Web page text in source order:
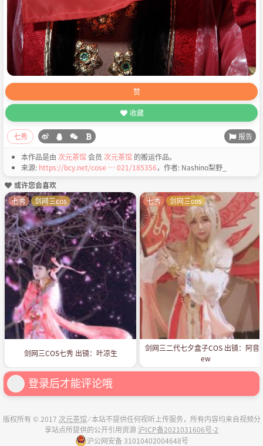
赞
收藏
七秀 报告
本作品是由 次元茶馆会员 次元茶馆 的搬运作品。
来源: https://bcy.net/cose … 021/185356，作者: Nashino梨野_
或许您会喜欢
剑网三COS七秀 出镜：叶凉生
七秀 剑网三cos
剑网三二代七夕盒子COS 出镜：阿音
ew
七秀 剑网三cos
登录后才能评论哦
版权所有 © 2017 次元茶馆⁄ 本站不提供任何视听上传服务，所有内容均来自视频分
享站点所提供的公开引用资源沪ICP备2021031606号-2
沪公网安备 31010402004648号